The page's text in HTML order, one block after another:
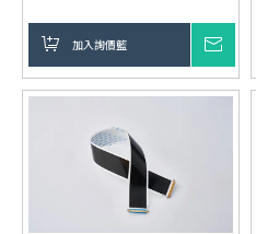
命。
防水防高溫：適用於多種環境
條件，保證長期穩定運行。
定制服務：根據客戶需求提供
專屬設計，滿足不同應用場
加入詢價籃